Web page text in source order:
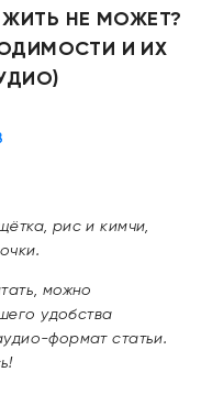
ЖИТЬ НЕ МОЖЕТ?
И ИХ
рис и кимчи,
можно
удобства
формат статьи.